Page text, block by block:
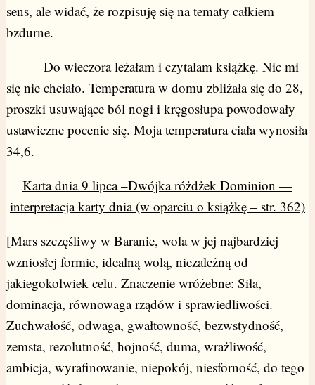
sens, ale widać, że rozpisuję się na tematy całkiem
bzdurne.
Do wieczora leżałam i czytałam książkę. Nic mi
się nie chciało. Temperatura w domu zbliżała się do 28,
proszki usuwające ból nogi i kręgosłupa powodowały
ustawiczne pocenie się. Moja temperatura ciała wynosiła
34,6.
Karta dnia 9 lipca –Dwójka różdżek Dominion —
interpretacja karty dnia (w oparciu o książkę – str. 362)
[Mars szczęśliwy w Baranie, wola w jej najbardziej
wzniosłej formie, idealną wolą, niezależną od
jakiegokolwiek celu. Znaczenie wróżebne: Siła,
dominacja, równowaga rządów i sprawiedliwości.
Zuchwałość, odwaga, gwałtowność, bezwstydność,
zemsta, rezolutność, hojność, duma, wrażliwość,
ambicja, wyrafinowanie, niepokój, niesforność, do tego